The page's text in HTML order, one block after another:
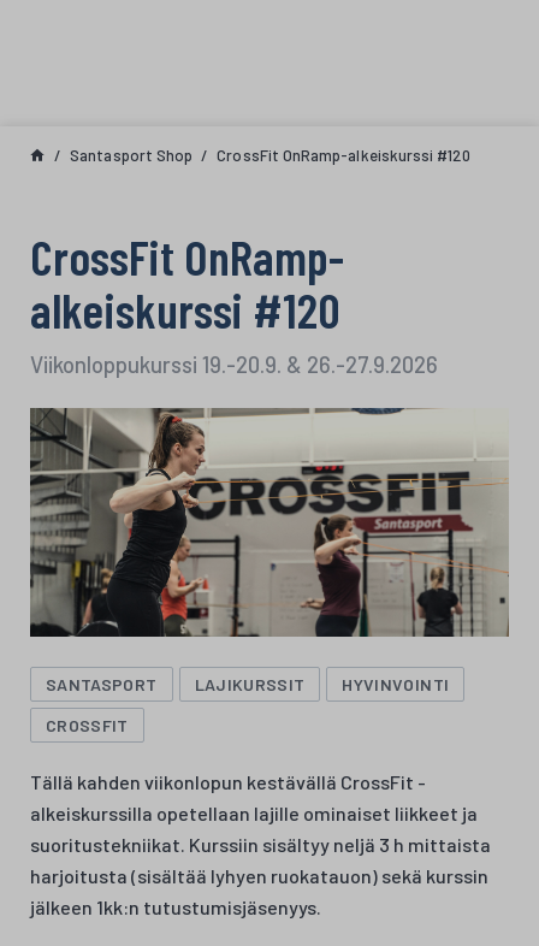
Santasport Shop CrossFit OnRamp-alkeiskurssi #120
CrossFit OnRamp-
alkeiskurssi #120
Viikonloppukurssi 19.-20.9. & 26.-27.9.2026
SANTASPORT LAJIKURSSIT
HYVINVOINTI
CROSSFIT
Tällä kahden viikonlopun kestävällä CrossFit -
alkeiskurssilla opetellaan lajille ominaiset liikkeet ja
suoritustekniikat. Kurssiin sisältyy neljä 3 h mittaista
harjoitusta (sisältää lyhyen ruokatauon) sekä kurssin
jälkeen 1kk:n tutustumisjäsenyys.